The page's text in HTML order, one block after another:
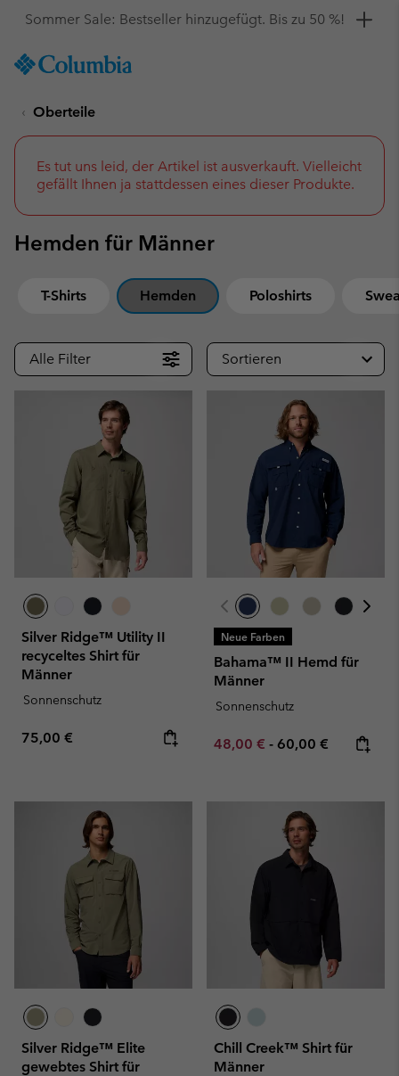
TO
SKIP
NAV
SKIP
TO
SEARCH
Hol dir einen 10 %-Gutschein
Oberteile
Es tut uns leid, der Artikel ist ausverkauft. Vielleicht
gefällt Ihnen ja stattdessen eines dieser Produkte.
Hemden für Männer
T-Shirts Hemden Poloshirts
Alle Filter Sortieren
Silver Ridge™ Utility II
recyceltes Shirt für
Männer
Sonnenschutz
Regular price:
75,00 €
Neue Farben
Bahama™ II Hemd für
Männer
Sonnenschutz
Minimum sale price:
48,00 € - Maximum price:
60,00 €
Silver Ridge™ Elite
gewebtes Shirt für
Chill Creek™ Shirt für
Männer